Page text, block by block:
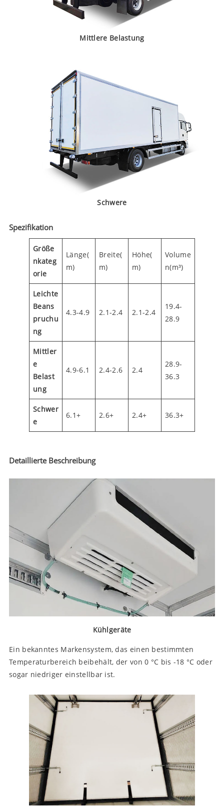
Mittlere Belastung
Schwere
Spezifikation
Größe
nkateg
orie
Länge(
m)
Breite(
m)
Höhe(
m)
Volume
n(m³)
Leichte
Beans
pruchu
ng
4.3-4.9 2.1-2.4 2.1-2.4
19.4-
28.9
Mittler
e
Belast
ung
4.9-6.1 2.4-2.6 2.4
28.9-
36.3
Schwer
e
6.1+ 2.6+ 2.4+ 36.3+
Detaillierte Beschreibung
Kühlgeräte
Ein bekanntes Markensystem, das einen bestimmten
Temperaturbereich beibehält, der von 0 °C bis -18 °C oder
sogar niedriger einstellbar ist.